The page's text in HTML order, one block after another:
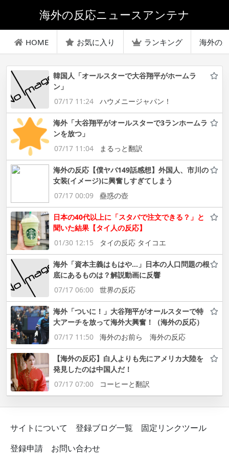
海外の反応ニュースアンテナ
HOME お気に入り ランキング 海外の
韓国人「オールスターで大谷翔平がホームラ
ン」
07/17 11:24
ハウメニージャパン！
海外「大谷翔平がオールスターで3ランホームラ
ンを放つ」
07/17 11:04
まるっと翻訳
海外の反応【僕ヤバ149話感想】外国人、市川の
女装(イメージ)に興奮しすぎてしまう
07/17 00:09
蠱惑の壺
日本の40代以上に「スタバで注文できる？」と
聞いた結果【タイ人の反応】
01/30 12:15
タイの反応 タイコエ
海外「資本主義はもはや…」日本の人口問題の根
底にあるものは？解説動画に反響
07/17 06:00
世界の反応
海外「ついに！」大谷翔平がオールスターで特
大アーチを放って海外大興奮！（海外の反応）
07/17 11:50
海外のお前ら 海外の反応
【海外の反応】白人よりも先にアメリカ大陸を
発見したのは中国人だ！
07/17 07:00
コーヒーと翻訳
サイトについて 登録ブログ一覧
固定リンクツール
登録申請
お問い合わせ